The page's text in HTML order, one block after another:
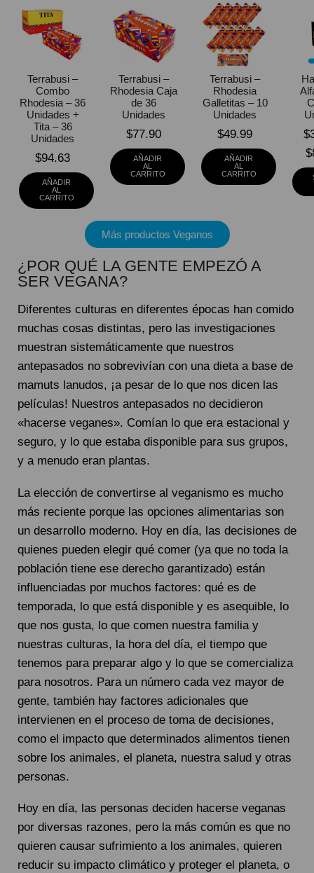
Terrabusi –
Combo
Rhodesia – 36
Unidades +
Tita – 36
Unidades
$94.63
AÑADIR
AL
CARRITO
Terrabusi –
Rhodesia Caja
de 36
Unidades
$77.90
AÑADIR
AL
CARRITO
Terrabusi –
Rhodesia
Galletitas – 10
Unidades
$49.99
AÑADIR
AL
CARRITO
$
$
Más productos Veganos
¿POR QUÉ LA GENTE EMPEZÓ A
SER VEGANA?
Diferentes culturas en diferentes épocas han comido
muchas cosas distintas, pero las investigaciones
muestran sistemáticamente que nuestros
antepasados no sobrevivían con una dieta a base de
mamuts lanudos, ¡a pesar de lo que nos dicen las
películas! Nuestros antepasados no decidieron
«hacerse veganes». Comían lo que era estacional y
seguro, y lo que estaba disponible para sus grupos,
y a menudo eran plantas.
La elección de convertirse al veganismo es mucho
más reciente porque las opciones alimentarias son
un desarrollo moderno. Hoy en día, las decisiones de
quienes pueden elegir qué comer (ya que no toda la
población tiene ese derecho garantizado) están
influenciadas por muchos factores: qué es de
temporada, lo que está disponible y es asequible, lo
que nos gusta, lo que comen nuestra familia y
nuestras culturas, la hora del día, el tiempo que
tenemos para preparar algo y lo que se comercializa
para nosotros. Para un número cada vez mayor de
gente, también hay factores adicionales que
intervienen en el proceso de toma de decisiones,
como el impacto que determinados alimentos tienen
sobre los animales, el planeta, nuestra salud y otras
personas.
Hoy en día, las personas deciden hacerse veganas
por diversas razones, pero la más común es que no
quieren causar sufrimiento a los animales, quieren
reducir su impacto climático y proteger el planeta, o